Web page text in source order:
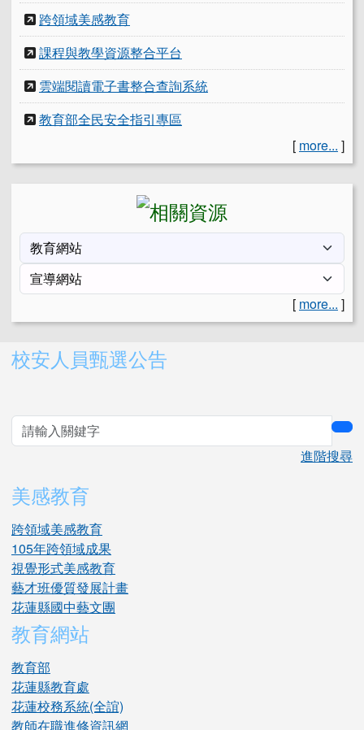
跨領域美感教育
課程與教學資源整合平台
雲端閱讀電子書整合查詢系統
教育部全民安全指引專區
[ more... ]
[ more... ]
右邊區域內容
校安人員甄選公告
進階搜尋
美感教育
跨領域美感教育
105年跨領域成果
視覺形式美感教育
藝才班優質發展計畫
花蓮縣國中藝文團
教育網站
教育部
花蓮縣教育處
花蓮校務系統(全誼)
教師在職進修資訊網